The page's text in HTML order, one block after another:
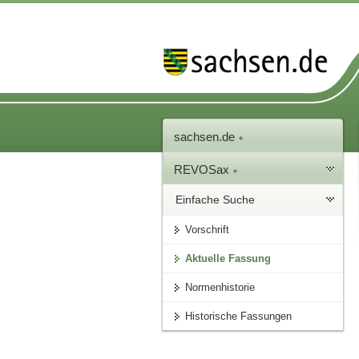
sachsen.de
REVOSax
Einfache Suche
Vorschrift
Aktuelle Fassung
Normenhistorie
Historische Fassungen